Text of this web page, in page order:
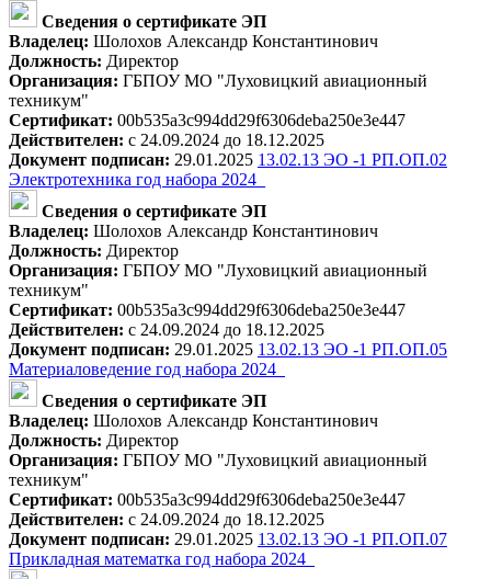
Сведения о сертификате ЭП
Владелец: Шолохов Александр Константинович
Должность: Директор
Организация: ГБПОУ МО "Луховицкий авиационный
техникум"
Сертификат: 00b535a3c994dd29f6306deba250e3e447
Действителен: с 24.09.2024 до 18.12.2025
Документ подписан: 29.01.2025 13.02.13 ЭО -1 РП.ОП.02
Электротехника год набора 2024_
Сведения о сертификате ЭП
Владелец: Шолохов Александр Константинович
Должность: Директор
Организация: ГБПОУ МО "Луховицкий авиационный
техникум"
Сертификат: 00b535a3c994dd29f6306deba250e3e447
Действителен: с 24.09.2024 до 18.12.2025
Документ подписан: 29.01.2025 13.02.13 ЭО -1 РП.ОП.05
Материаловедение год набора 2024_
Сведения о сертификате ЭП
Владелец: Шолохов Александр Константинович
Должность: Директор
Организация: ГБПОУ МО "Луховицкий авиационный
техникум"
Сертификат: 00b535a3c994dd29f6306deba250e3e447
Действителен: с 24.09.2024 до 18.12.2025
Документ подписан: 29.01.2025 13.02.13 ЭО -1 РП.ОП.07
Прикладная математка год набора 2024_